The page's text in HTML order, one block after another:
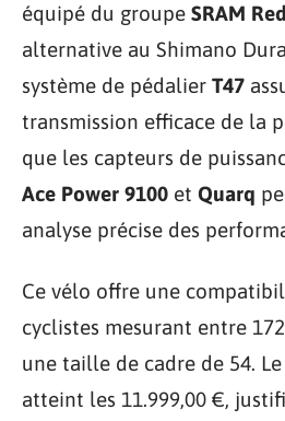
équipé du groupe SRAM
alternative au Shimano
système de pédalier T47
transmission efficace de la
que les capteurs de
Ace Power 9100 et Quarq
analyse précise des
Ce vélo offre une
cyclistes mesurant entre
une taille de cadre de 54.
atteint les 11.999,00 €,